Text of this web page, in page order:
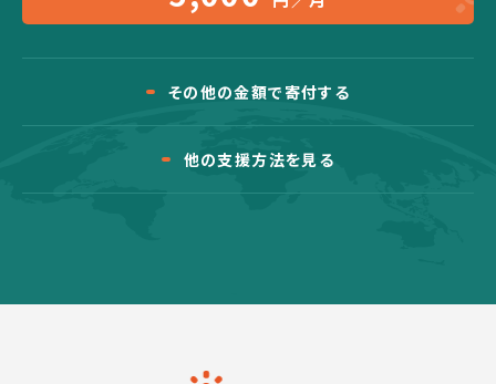
その他の金額で寄付する
他の支援方法を見る